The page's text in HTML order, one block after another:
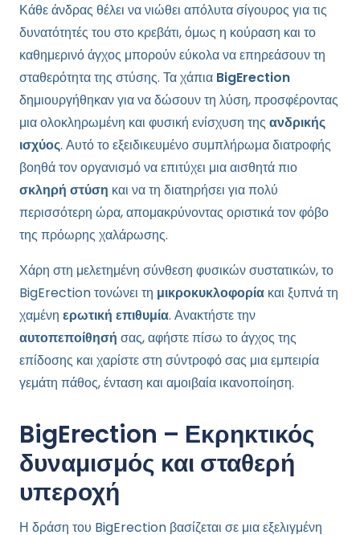
Κάθε άνδρας θέλει να νιώθει απόλυτα σίγουρος για τις
δυνατότητές του στο κρεβάτι, όμως η κούραση και το
καθημερινό άγχος μπορούν εύκολα να επηρεάσουν τη
σταθερότητα της στύσης. Τα χάπια BigErection
δημιουργήθηκαν για να δώσουν τη λύση, προσφέροντας
μια ολοκληρωμένη και φυσική ενίσχυση της ανδρικής
ισχύος. Αυτό το εξειδικευμένο συμπλήρωμα διατροφής
βοηθά τον οργανισμό να επιτύχει μια αισθητά πιο
σκληρή στύση και να τη διατηρήσει για πολύ
περισσότερη ώρα, απομακρύνοντας οριστικά τον φόβο
της πρόωρης χαλάρωσης.
Χάρη στη μελετημένη σύνθεση φυσικών συστατικών, το
BigErection τονώνει τη μικροκυκλοφορία και ξυπνά τη
χαμένη ερωτική επιθυμία. Ανακτήστε την
αυτοπεποίθησή σας, αφήστε πίσω το άγχος της
επίδοσης και χαρίστε στη σύντροφό σας μια εμπειρία
γεμάτη πάθος, ένταση και αμοιβαία ικανοποίηση.
BigErection – Εκρηκτικός
δυναμισμός και σταθερή
υπεροχή
Η δράση του BigErection βασίζεται σε μια εξελιγμένη